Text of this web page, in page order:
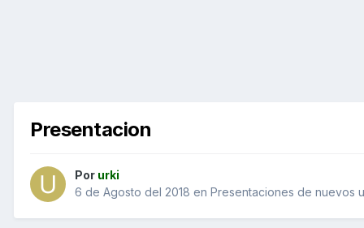
Presentacion
Por urki
6 de Agosto del 2018 en Presentaciones de nuevos